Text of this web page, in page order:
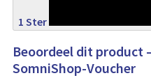
1 Ster
Beoordeel dit product
SomniShop-Voucher